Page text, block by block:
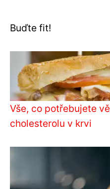
Buďte fit!
Vše, co potřebujete
cholesterolu v krvi